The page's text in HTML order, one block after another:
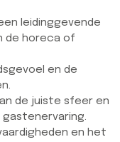
leidinggevende
de horeca of
en de
de juiste sfeer en
en het